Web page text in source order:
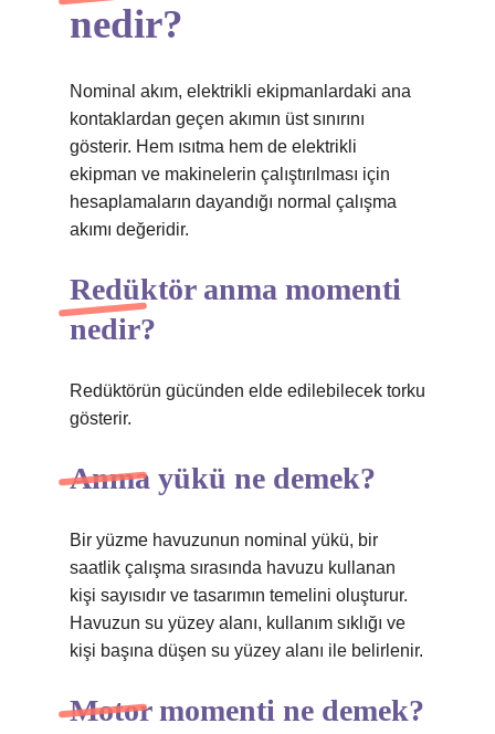
nedir?
Nominal akım, elektrikli ekipmanlardaki ana
kontaklardan geçen akımın üst sınırını
gösterir. Hem ısıtma hem de elektrikli
ekipman ve makinelerin çalıştırılması için
hesaplamaların dayandığı normal çalışma
akımı değeridir.
Redüktör anma momenti
nedir?
Redüktörün gücünden elde edilebilecek torku
gösterir.
Anma yükü ne demek?
Bir yüzme havuzunun nominal yükü, bir
saatlik çalışma sırasında havuzu kullanan
kişi sayısıdır ve tasarımın temelini oluşturur.
Havuzun su yüzey alanı, kullanım sıklığı ve
kişi başına düşen su yüzey alanı ile belirlenir.
Motor momenti ne demek?